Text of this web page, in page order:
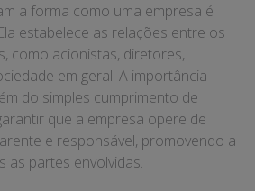
a forma como uma empresa é
estabelece as relações entre os
como acionistas, diretores,
em geral. A importância
do simples cumprimento de
que a empresa opere de
e responsável, promovendo a
as partes envolvidas.